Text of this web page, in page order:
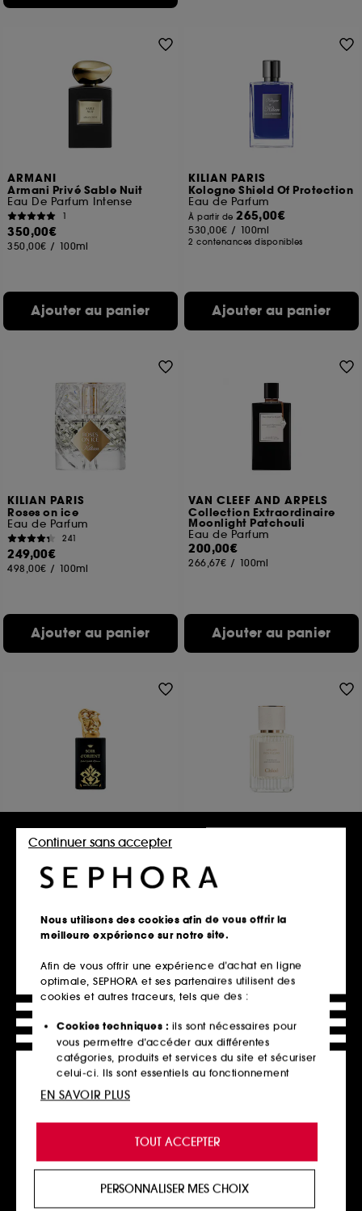
ARMANI
Armani Privé Sable Nuit
Eau De Parfum Intense
1
350,00€
350,00€ / 100ml
Ajouter au panier
KILIAN PARIS
Kologne Shield Of Protection
Eau de Parfum
À partir de265,00€
530,00€ / 100ml
2 contenances disponibles
Ajouter au panier
KILIAN PARIS
Roses on ice
Eau de Parfum
241
249,00€
498,00€ / 100ml
Ajouter au panier
VAN CLEEF AND ARPELS
Collection Extraordinaire
Moonlight Patchouli
Eau de Parfum
200,00€
266,67€ / 100ml
Ajouter au panier
Soir d'Orient
Eau de Parfum
À partir de
127,00€
423,33€ / 100ml
À partir de
2 contenances disponibles
L'Eau Rêvée d'Ikar
Eau de toilette
GUERLAIN
Shalimar
Parfum
7
Nous utilisons des cookies afin de vous offrir la
meilleure expérience sur notre site.
Afin de vous offrir une expérience d’achat en ligne
optimale, SEPHORA et ses partenaires utilisent des
cookies et autres traceurs, tels que des :
Cookies techniques : ils sont nécessaires pour
vous permettre d’accéder aux différentes
catégories, produits et services du site et sécuriser
celui-ci. Ils sont essentiels au fonctionnement
technique du site et ne peuvent être désactivés.
de vous offrir une expérience enrichie et
personnalisée en vous recommandant des
produits, des services et des contenus qui
proposer des offres promotionnelles adaptées à
TOUT ACCEPTER
Continuer sans accepter
PERSONNALISER MES CHOIX
EN SAVOIR PLUS